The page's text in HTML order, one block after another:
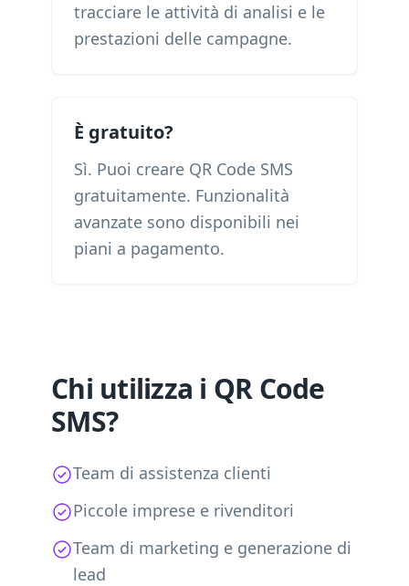
tracciare le attività di analisi e le
prestazioni delle campagne.
È gratuito?
Sì. Puoi creare QR Code SMS
gratuitamente. Funzionalità
avanzate sono disponibili nei
piani a pagamento.
Chi utilizza i QR Code
SMS?
Team di assistenza clienti
Piccole imprese e rivenditori
Team di marketing e generazione di
lead